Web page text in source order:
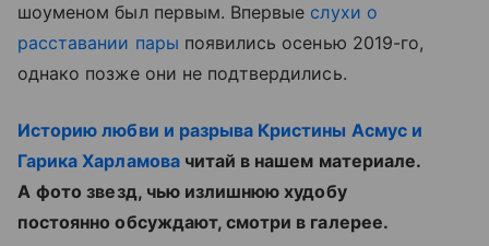
шоуменом был первым. Впервые слухи о
расставании пары появились осенью 2019-го,
однако позже они не подтвердились.
Историю любви и разрыва Кристины Асмус и
Гарика Харламовачитай в нашем материале.
А фото звезд, чью излишнюю худобу
постоянно обсуждают, смотри в галерее.